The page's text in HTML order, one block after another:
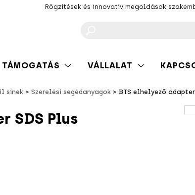
Rögzítések és innovatív megoldások
TÁMOGATÁS VÁLLALAT
sínek Szerelési segédanyagok BTS elhelyező
SDS Plus